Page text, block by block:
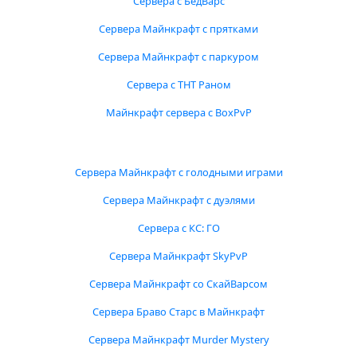
Сервера Майнкрафт с прятками
Сервера Майнкрафт с паркуром
Сервера с ТНТ Раном
Майнкрафт сервера с BoxPvP
Сервера Майнкрафт с голодными играми
Сервера Майнкрафт с дуэлями
Сервера с КС: ГО
Сервера Майнкрафт SkyPvP
Сервера Майнкрафт со СкайВарсом
Сервера Браво Старс в Майнкрафт
Сервера Майнкрафт Murder Mystery